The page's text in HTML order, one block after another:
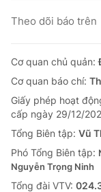
Theo dõi báo trên
Cơ quan chủ quản:
Cơ quan báo chí:
Giấy phép hoạt
cấp ngày 29/12/
Tổng Biên tập: Vũ
Phó Tổng Biên tập:
Nguyễn Trọng Ninh
Tổng đài VTV: